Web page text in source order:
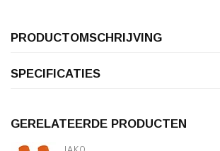
PRODUCTOMSCHRIJVING
SPECIFICATIES
GERELATEERDE PRODUCTEN